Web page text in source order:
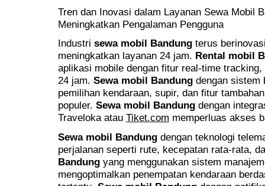
Tren dan Inovasi dalam Layanan Sewa Mobil
Meningkatkan Pengalaman Pengguna
Industri sewa mobil Bandung terus
meningkatkan layanan 24 jam. Rental mobil
aplikasi mobile dengan fitur real-time
24 jam. Sewa mobil Bandung dengan sistem
pemilihan kendaraan, supir, dan fitur
populer. Sewa mobil Bandung dengan
Traveloka atau Tiket.com memperluas akses
Sewa mobil Bandung dengan teknologi
perjalanan seperti rute, kecepatan rata-rata,
Bandung yang menggunakan sistem
mengoptimalkan penempatan kendaraan